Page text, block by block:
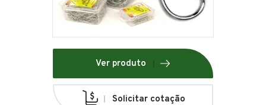
Ver produto
Solicitar cotação